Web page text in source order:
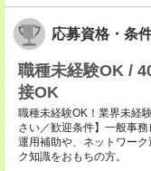
応募資格・条
職種未経験OK /
接OK
職種未経験OK！業界未経
さい／歓迎条件】一般事
運用補助や、ネットワー
ク知識をおもちの方。